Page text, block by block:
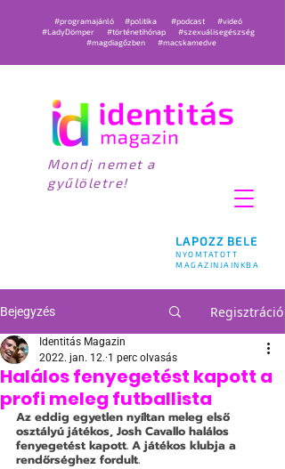
LAPOZZ BELE
NYOMTATOTT
MAGAZINJAINKBA
#programajánló #politika #podcast
#videó
#LadyDömper
#történetihónap
#szexuálisegészség
#magdiagőzben
#macskamedve
Mondj nemet a
gyűlöletre!
Bejegyzés Regisztráció
Halálos fenyegetést kapott a
profi meleg futballista
Identitás Magazin
2022. jan. 12. 1 perc olvasás
Az eddig egyetlen nyíltan meleg első
osztályú játékos, Josh Cavallo halálos
fenyegetést kapott. A játékos klubja a
rendőrséghez fordult.